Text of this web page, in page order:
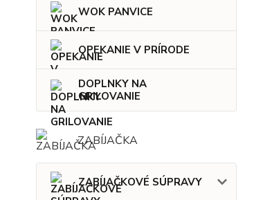
WOK PANVICE
OPEKANIE V PRÍRODE
DOPLNKY NA
GRILOVANIE
ZABÍJAČKA
ZABÍJAČKOVÉ SÚPRAVY